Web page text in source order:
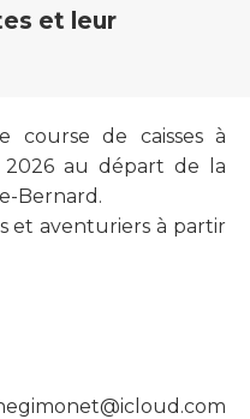
et leur
course de caisses à
2026 au départ de la
Bernard.
et aventuriers à partir